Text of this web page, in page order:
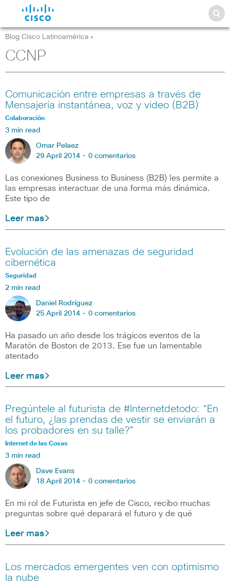
Blog Cisco Latinoamérica >
CCNP
Comunicación entre empresas a través de
Mensajería instantánea, voz y video (B2B)
Colaboración
3 min read
Omar Pelaez
29 April 2014 - 0 comentarios
Las conexiones Business to Business (B2B) les permite a
las empresas interactuar de una forma más dinámica.
Este tipo de
Leer mas
Evolución de las amenazas de seguridad
cibernética
Seguridad
2 min read
Daniel Rodríguez
25 April 2014 - 0 comentarios
Ha pasado un año desde los trágicos eventos de la
Maratón de Boston de 2013. Ese fue un lamentable
atentado
Leer mas
Pregúntele al futurista de #Internetdetodo: “En
el futuro, ¿las prendas de vestir se enviarán a
los probadores en su talle?”
Internet de las Cosas
3 min read
Dave Evans
18 April 2014 - 0 comentarios
En mi rol de Futurista en jefe de Cisco, recibo muchas
preguntas sobre qué deparará el futuro y de qué
Leer mas
Los mercados emergentes ven con optimismo
la nube